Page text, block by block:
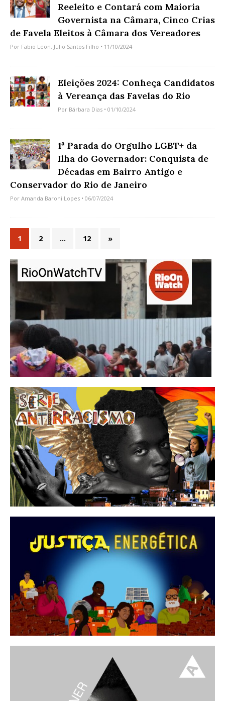
Reeleito e Contará com Maioria
Governista na Câmara, Cinco Crias
de Favela Eleitos à Câmara dos Vereadores
Por Fabio Leon, Julio Santos Filho • 11/10/2024
Eleições 2024: Conheça Candidatos
à Vereança das Favelas do Rio
Por Bárbara Dias • 01/10/2024
1ª Parada do Orgulho LGBT+ da
Ilha do Governador: Conquista de
Décadas em Bairro Antigo e
Conservador do Rio de Janeiro
Por Amanda Baroni Lopes • 06/07/2024
1 2 … 12 »